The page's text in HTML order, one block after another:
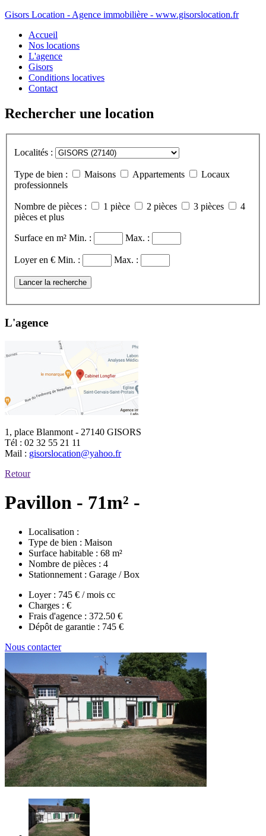
Gisors Location - Agence immobilière - www.gisorslocation.fr
Accueil
Nos locations
L'agence
Gisors
Conditions locatives
Contact
Rechercher une location
Localités :
Type de bien : Maisons Appartements
Locaux
professionnels
Nombre de pièces : 1 pièce 2 pièces 3 pièces
4
pièces et plus
Surface en m² Min. : Max. :
Loyer en € Min. : Max. :
Lancer la recherche
L'agence
1, place Blanmont - 27140 GISORS
Tél : 02 32 55 21 11
Mail : gisorslocation@yahoo.fr
Retour
Pavillon - 71m² -
Localisation :
Type de bien : Maison
Surface habitable : 68 m²
Nombre de pièces : 4
Stationnement : Garage / Box
Loyer : 745 € / mois cc
Charges : €
Frais d'agence : 372.50 €
Dépôt de garantie : 745 €
Nous contacter